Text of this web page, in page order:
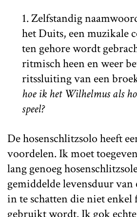
1. Zelfstandig
het Duits, een muzikale
ten gehore wordt
ritmisch heen en weer
ritssluiting van een
hoe ik het Wilhelmus als
speel?
De hosenschlitzsolo heeft
voordelen. Ik moet
lang genoeg
gemiddelde levensduur
in te schatten die niet
gebruikt wordt. Ik gok